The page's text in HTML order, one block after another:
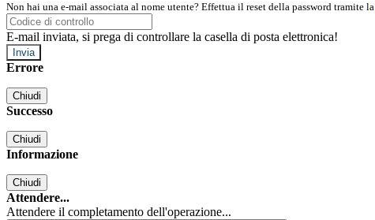
Non hai una e-mail associata al nome utente? Effettua il reset della password tramite la
E-mail inviata, si prega di controllare la casella di posta elettronica!
Errore
Chiudi
Successo
Chiudi
Informazione
Chiudi
Attendere...
Attendere il completamento dell'operazione...